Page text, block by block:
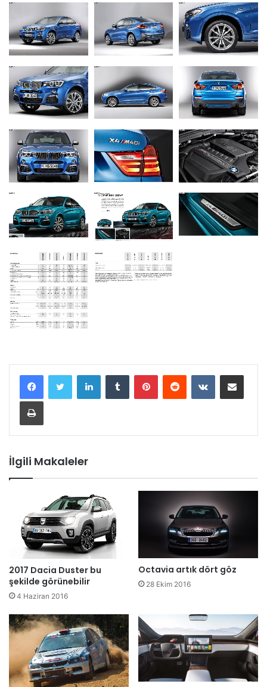
İlgili Makaleler
2017 Dacia Duster bu
şekilde görünebilir
4 Haziran 2016
Octavia artık dört göz
28 Ekim 2016